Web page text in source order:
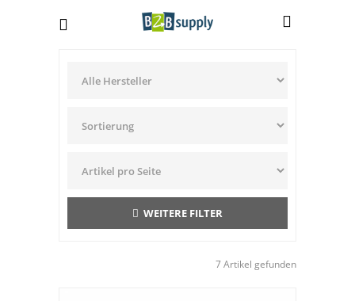
WEITERE FILTER
7 Artikel gefunden